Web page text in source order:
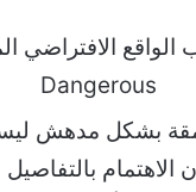
بشكل مدهش
الاهتمام